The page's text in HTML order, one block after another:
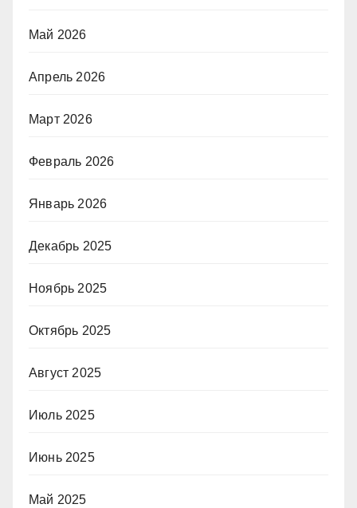
Май 2026
Апрель 2026
Март 2026
Февраль 2026
Январь 2026
Декабрь 2025
Ноябрь 2025
Октябрь 2025
Август 2025
Июль 2025
Июнь 2025
Май 2025